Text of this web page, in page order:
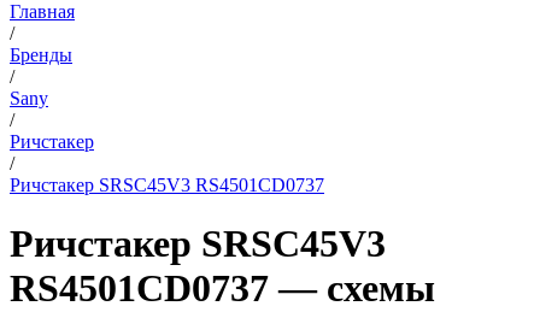
Главная
/
Бренды
/
Sany
/
Ричстакер
/
Ричстакер SRSC45V3 RS4501CD0737
Ричстакер SRSC45V3
RS4501CD0737 — схемы